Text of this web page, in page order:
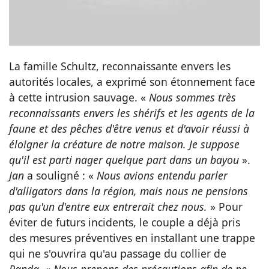
La famille Schultz, reconnaissante envers les
autorités locales, a exprimé son étonnement face
à cette intrusion sauvage. « Nous sommes très
reconnaissants envers les shérifs et les agents de la
faune et des pêches d'être venus et d'avoir réussi à
éloigner la créature de notre maison. Je suppose
qu'il est parti nager quelque part dans un bayou ».
Jan a souligné : « Nous avions entendu parler
d'alligators dans la région, mais nous ne pensions
pas qu'un d'entre eux entrerait chez nous. » Pour
éviter de futurs incidents, le couple a déjà pris
des mesures préventives en installant une trappe
qui ne s'ouvrira qu'au passage du collier de